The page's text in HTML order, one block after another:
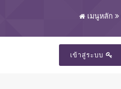
เมนูหลัก
เข้าสู่ระบบ